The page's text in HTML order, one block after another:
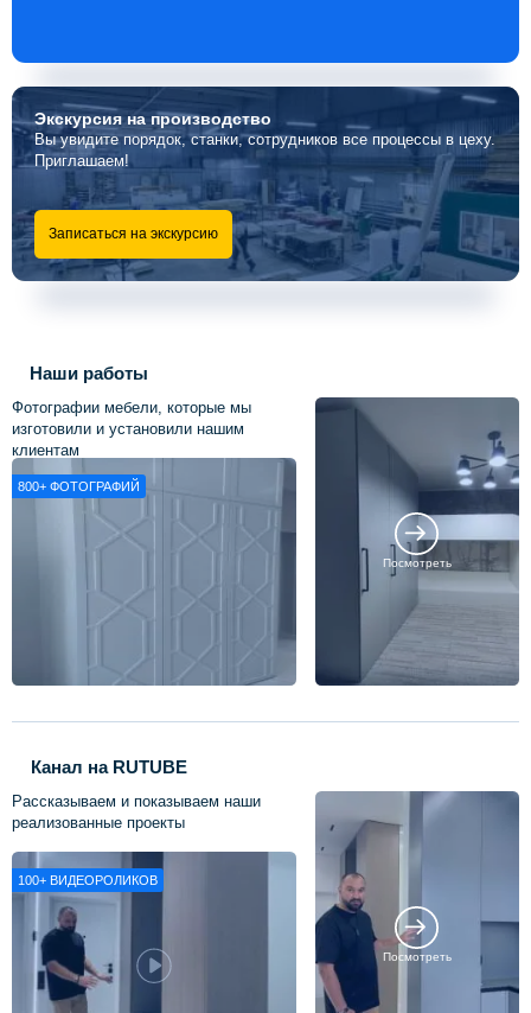
Экскурсияна производство
Вы увидите порядок, станки, сотрудников все процессы в цеху.
Приглашаем!
Записаться на экскурсию
Наши работы
Фотографии мебели, которые мы
изготовили и установили нашим
клиентам
800+ ФОТОГРАФИЙ
Посмотреть
Канал на RUTUBE
Рассказываем и показываем наши
реализованные проекты
100+ ВИДЕОРОЛИКОВ
Посмотреть